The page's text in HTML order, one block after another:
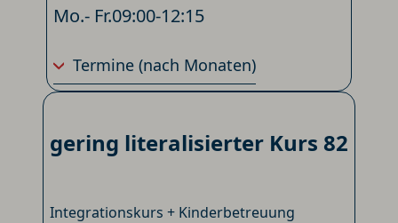
Mo.- Fr.09:00-12:15
Termine(nach Monaten)
gering literalisierter Kurs 82
Integrationskurs + Kinderbetreuung